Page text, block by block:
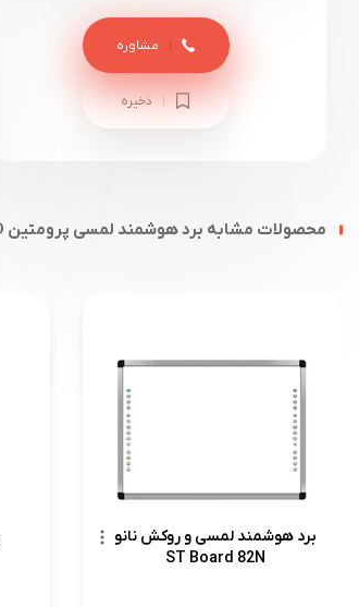
ذخیره
مشاوره
محصولات مشابه برد هوشمند لمسی پرومتین Promethean AB10T88D
برد هوشمند لمسی و روکش نانو
ST Board 82N